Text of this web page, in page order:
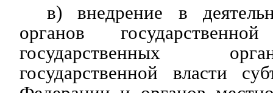
в) внедрение в
органов
государственных
государственной власти